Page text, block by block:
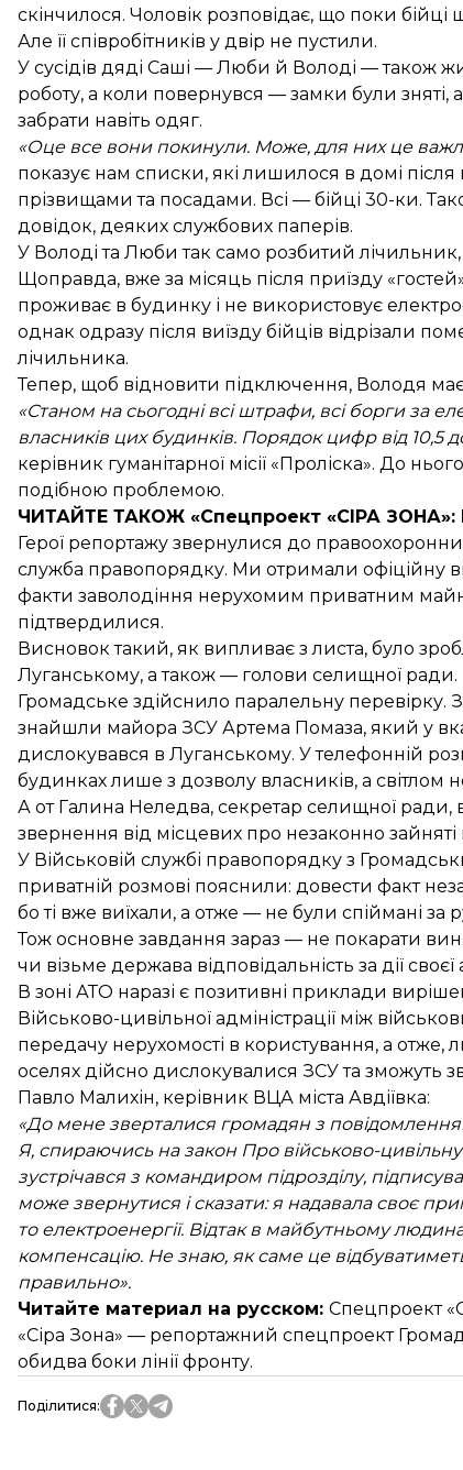
скінчилося. Чоловік розповідає, що поки
Але її співробітників у двір не пустили.
У сусідів дяді Саші — Люби й Володі — також
роботу, а коли повернувся — замки були зняті,
забрати навіть одяг.
«Оце все вони покинули. Може, для них це
показує нам списки, які лишилося в домі
прізвищами та посадами. Всі — бійці 30-ки.
довідок, деяких службових паперів.
У Володі та Люби так само розбитий
Щоправда, вже за місяць після приїзду
проживає в будинку і не використовує
однак одразу після виїзду бійців відрізали
лічильника.
Тепер, щоб відновити підключення, Володя
«Станом на сьогодні всі штрафи, всі борги за
власників цих будинків. Порядок цифр від 10,5
керівник гуманітарної місії «Проліска». До
подібною проблемою.
ЧИТАЙТЕ ТАКОЖ «Спецпроект «CІРА ЗОНА»:
Герої репортажу звернулися до
служба правопорядку. Ми отримали офіційну
факти заволодіння нерухомим приватним
підтвердилися.
Висновок такий, як випливає з листа, було
Луганському, а також — голови селищної ради.
Громадське здійснило паралельну
знайшли майора ЗСУ Артема Помаза, який у
дислокувався в Луганському. У телефонній
будинках лише з дозволу власників, а світлом
А от Галина Неледва, секретар селищної
звернення від місцевих про незаконно
У Військовій службі правопорядку з
приватній розмові пояснили: довести факт
бо ті вже виїхали, а отже — не були спіймані за
Тож основне завдання зараз — не покарати
чи візьме держава відповідальність за дії
В зоні АТО наразі є позитивні приклади
Військово-цивільної адміністрації між
передачу нерухомості в користування, а
оселях дійсно дислокувалися ЗСУ та зможуть
Павло Малихін, керівник ВЦА міста Авдіївка:
«До мене зверталися громадян з
Я, спираючись на закон Про військово-
зустрічався з командиром підрозділу,
може звернутися і сказати: я надавала своє
то електроенергії. Відтак в майбутньому
компенсацію. Не знаю, як саме це
правильно».
Читайте материал на русском: Спецпроект «
«Сіра Зона» — репортажний спецпроект
обидва боки лінії фронту.
Поділитися: